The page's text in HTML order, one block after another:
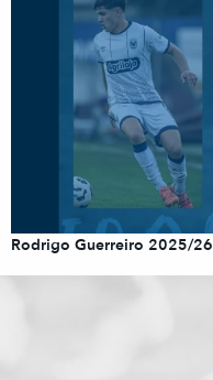
Rodrigo Guerreiro 2025/26